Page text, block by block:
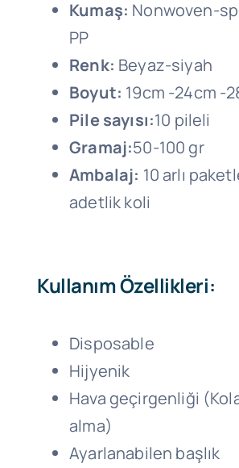
Kumaş: Nonwoven-
PP
Renk: Beyaz-siyah
Boyut: 19cm -24cm -
Pile sayısı:10 pileli
Gramaj:50-100 gr
Ambalaj: 10 arlı
adetlik koli
Kullanım Özellikleri:
Disposable
Hijyenik
Hava geçirgenliği
alma)
Ayarlanabilen başlık